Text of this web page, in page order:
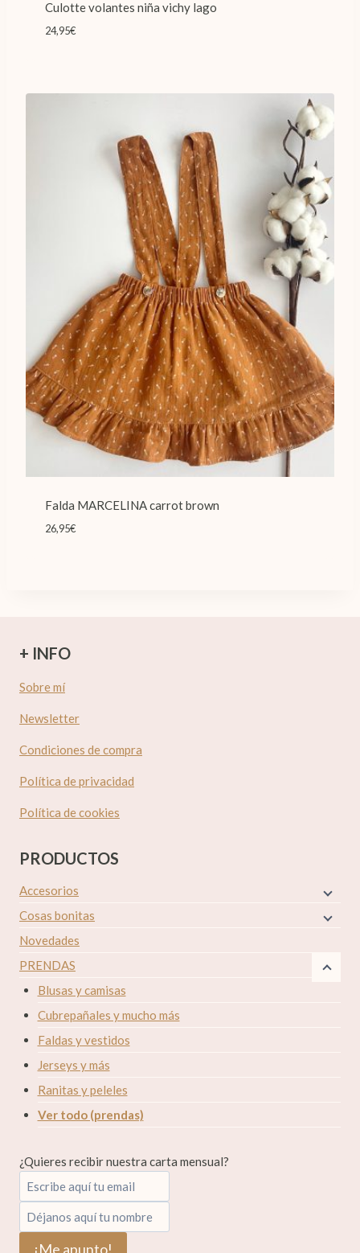
Culotte volantes niña vichy lago
24,95€
Falda MARCELINA carrot brown
26,95€
+ INFO
Sobre mí
Newsletter
Condiciones de compra
Política de privacidad
Política de cookies
PRODUCTOS
Accesorios
Cosas bonitas
Novedades
PRENDAS
Blusas y camisas
Cubrepañales y mucho más
Faldas y vestidos
Jerseys y más
Ranitas y peleles
Ver todo (prendas)
¿Quieres recibir nuestra carta mensual?